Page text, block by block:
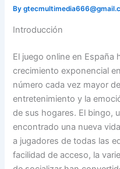
By
Introducción
El juego online en España
crecimiento exponencial
número cada vez mayor
entretenimiento y la
de sus hogares. El bingo,
encontrado una nueva
a jugadores de todas las
facilidad de acceso, la